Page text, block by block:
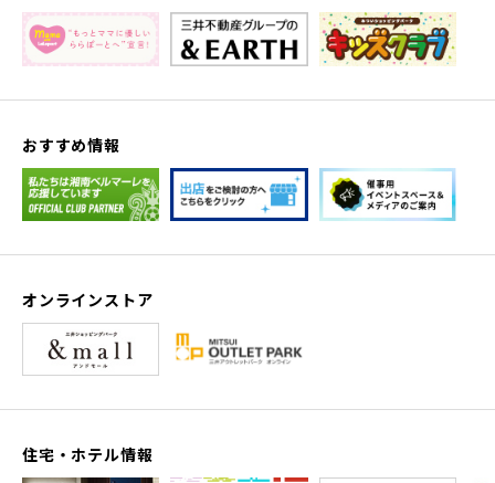
おすすめ情報
オンラインストア
住宅・ホテル情報